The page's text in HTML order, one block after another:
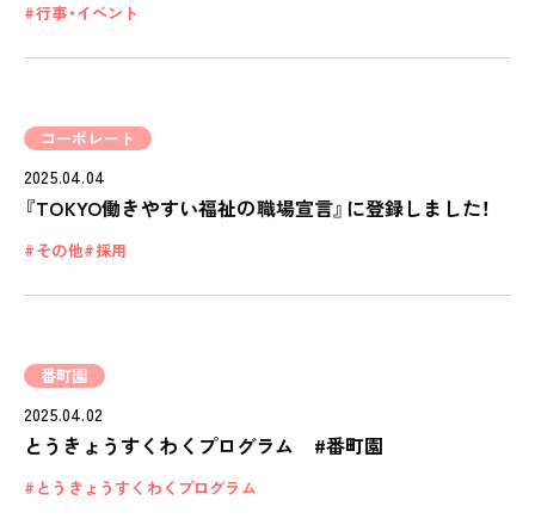
放課後等デイサービス
会社概要
COMPANY
行事・イベント
コーポレート
2025.04.04
『TOKYO働きやすい福祉の職場宣言』に登録しました！
その他 採用
番町園
2025.04.02
とうきょうすくわくプログラム #番町園
とうきょうすくわくプログラム